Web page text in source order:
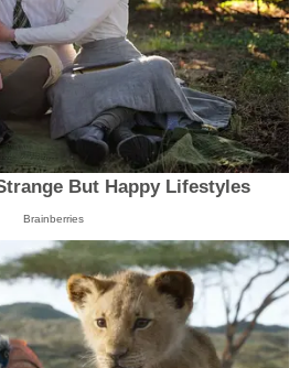
But Happy Lifestyles
Brainberries